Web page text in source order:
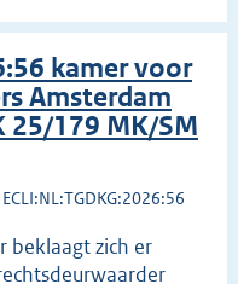
kamer voor
Amsterdam
25/179 MK/SM
ECLI:NL:TGDKG:2026:56
beklaagt zich er